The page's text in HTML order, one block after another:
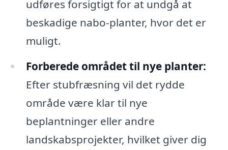
udføres forsigtigt for at undgå at
beskadige nabo-planter, hvor det er
muligt.
Forberede området til nye planter:
Efter stubfræsning vil det rydde
område være klar til nye
beplantninger eller andre
landskabsprojekter, hvilket giver dig